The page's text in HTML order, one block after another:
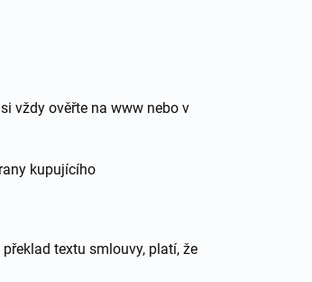
vždy ověřte na www nebo v
kupujícího
textu smlouvy, platí, že